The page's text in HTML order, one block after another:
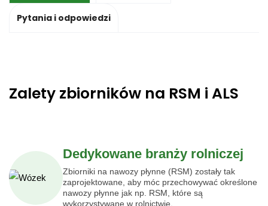
Pytania i odpowiedzi
Zalety zbiorników na RSM i ALS
Dedykowane branży rolniczej
Zbiorniki na nawozy płynne (RSM) zostały tak
zaprojektowane, aby móc przechowywać określone
nawozy płynne jak np. RSM, które są
wykorzystywane w rolnictwie.